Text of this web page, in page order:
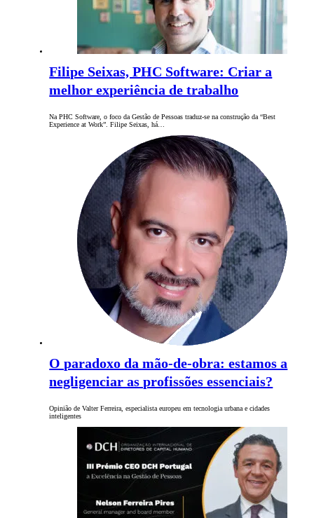
Filipe Seixas, PHC Software: Criar a
melhor experiência de trabalho
Na PHC Software, o foco da Gestão de Pessoas traduz-se na construção da “Best
Experience at Work”. Filipe Seixas, há…
O paradoxo da mão-de-obra: estamos a
negligenciar as profissões essenciais?
Opinião de Valter Ferreira, especialista europeu em tecnologia urbana e cidades
inteligentes